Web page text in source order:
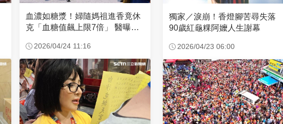
血濃如糖漿！婦隨媽祖進香竟休
克「血糖值飆上限7倍」 醫曝原
2026/04/24 11:16
獨家／淚崩！香燈腳苦尋失落
90歲紅龜粿阿嬤人生謝幕
2026/04/23 06:00